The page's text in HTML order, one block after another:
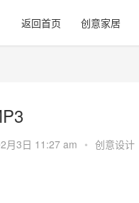
返回首页 创意家居
月3日 11:27 am • 创意设计